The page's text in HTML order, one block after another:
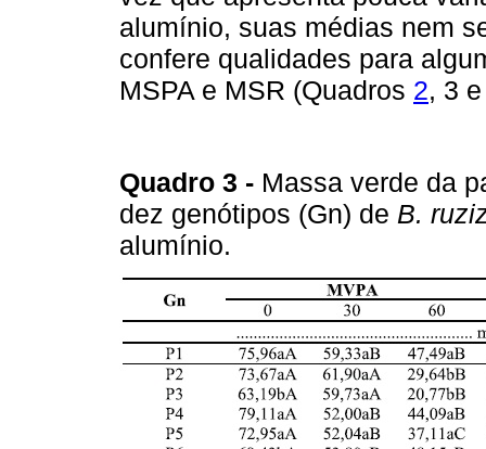
alumínio, suas médias nem
confere qualidades para
MSPA e MSR (Quadros 2, 3
Quadro 3 - Massa verde da
dez genótipos (Gn) de B.
alumínio.